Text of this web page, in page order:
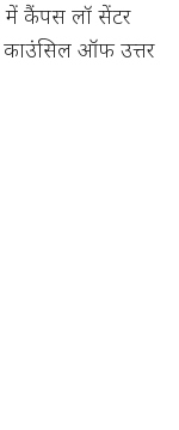
में कैंपस लॉ सेंटर
काउंसिल ऑफ उत्तर